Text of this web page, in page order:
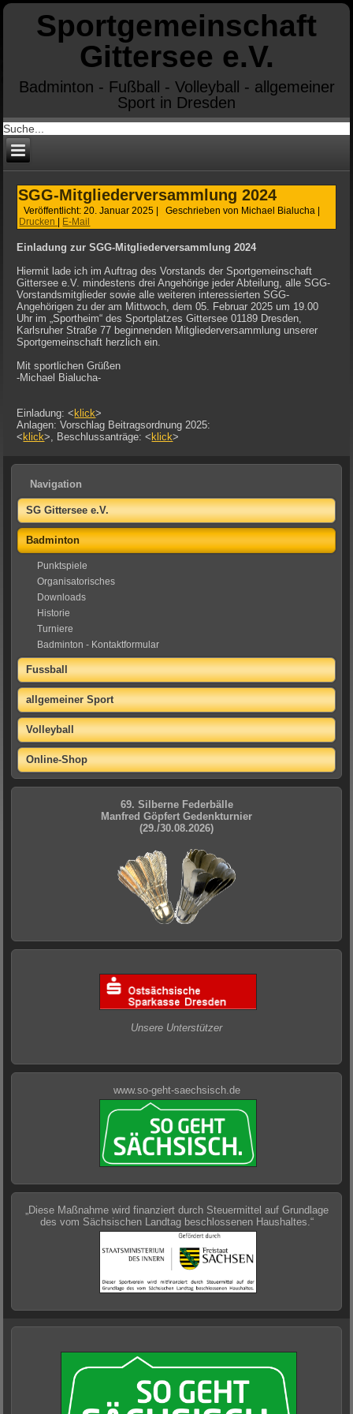
Sportgemeinschaft
Gittersee e.V.
Badminton - Fußball - Volleyball - allgemeiner
Sport in Dresden
SGG-Mitgliederversammlung 2024
Veröffentlicht: 20. Januar 2025 | Geschrieben von Michael Bialucha |
Drucken | E-Mail
Einladung zur SGG-Mitgliederversammlung 2024
Hiermit lade ich im Auftrag des Vorstands der Sportgemeinschaft
Gittersee e.V. mindestens drei Angehörige jeder Abteilung, alle SGG-
Vorstandsmitglieder sowie alle weiteren interessierten SGG-
Angehörigen zu der am Mittwoch, dem 05. Februar 2025 um 19.00
Uhr im „Sportheim“ des Sportplatzes Gittersee 01189 Dresden,
Karlsruher Straße 77 beginnenden Mitgliederversammlung unserer
Sportgemeinschaft herzlich ein.
Mit sportlichen Grüßen
-Michael Bialucha-
Einladung: < klick>
Anlagen: Vorschlag Beitragsordnung 2025:
< klick>, Beschlussanträge: < klick>
Navigation
SG Gittersee e.V.
Badminton
Punktspiele
Organisatorisches
Downloads
Historie
Turniere
Badminton - Kontaktformular
Fussball
allgemeiner Sport
Volleyball
Online-Shop
69. Silberne Federbälle
Manfred Göpfert Gedenkturnier
(29./30.08.2026)
Unsere Unterstützer
www.so-geht-saechsisch.de
„Diese Maßnahme wird finanziert durch Steuermittel auf Grundlage
des vom Sächsischen Landtag beschlossenen Haushaltes.“